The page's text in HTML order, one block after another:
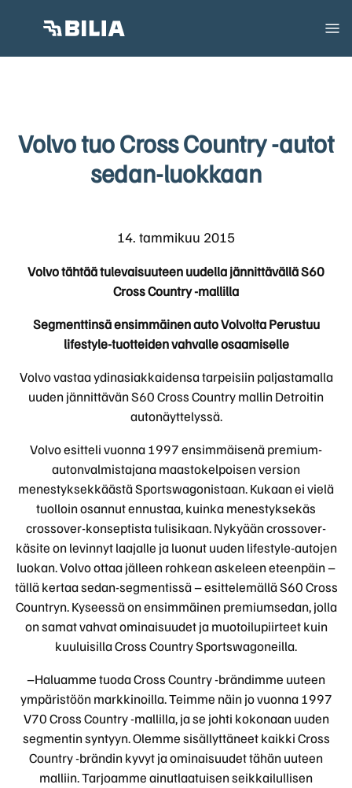
Volvo tuo Cross Country -autot
sedan-luokkaan
14. tammikuu 2015
Volvo tähtää tulevaisuuteen uudella jännittävällä S60
Cross Country -mallilla
Segmenttinsä ensimmäinen auto Volvolta Perustuu
lifestyle-tuotteiden vahvalle osaamiselle
Volvo vastaa ydinasiakkaidensa tarpeisiin paljastamalla
uuden jännittävän S60 Cross Country mallin Detroitin
autonäyttelyssä.
Volvo esitteli vuonna 1997 ensimmäisenä premium-
autonvalmistajana maastokelpoisen version
menestyksekkäästä Sportswagonistaan. Kukaan ei vielä
tuolloin osannut ennustaa, kuinka menestyksekäs
crossover-konseptista tulisikaan. Nykyään crossover-
käsite on levinnyt laajalle ja luonut uuden lifestyle-autojen
luokan. Volvo ottaa jälleen rohkean askeleen eteenpäin –
tällä kertaa sedan-segmentissä – esittelemällä S60 Cross
Countryn. Kyseessä on ensimmäinen premiumsedan, jolla
on samat vahvat ominaisuudet ja muotoilupiirteet kuin
kuuluisilla Cross Country Sportswagoneilla.
–Haluamme tuoda Cross Country -brändimme uuteen
ympäristöön markkinoilla. Teimme näin jo vuonna 1997
V70 Cross Country -mallilla, ja se johti kokonaan uuden
segmentin syntyyn. Olemme sisällyttäneet kaikki Cross
Country -brändin kyvyt ja ominaisuudet tähän uuteen
malliin. Tarjoamme ainutlaatuisen seikkailullisen